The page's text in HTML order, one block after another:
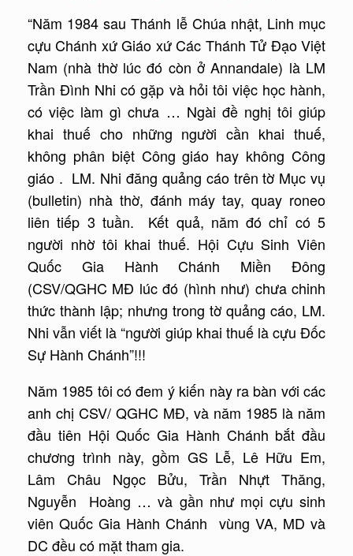
“Năm 1984 sau Thánh lễ Chúa nhật, Linh mục
cựu Chánh xứ Giáo xứ Các Thánh Tử Đạo Việt
Nam (nhà thờ lúc đó còn ở Annandale) là LM
Trần Đình Nhi có gặp và hỏi tôi việc học hành,
có việc làm gì chưa … Ngài đề nghị tôi giúp
khai thuế cho những người cần khai thuế,
không phân biệt Công giáo hay không Công
giáo . LM. Nhi đăng quảng cáo trên tờ Mục vụ
(bulletin) nhà thờ, đánh máy tay, quay roneo
liên tiếp 3 tuần. Kết quả, năm đó chỉ có 5
người nhờ tôi khai thuế. Hội Cựu Sinh Viên
Quốc Gia Hành Chánh Miền Đông
(CSV/QGHC MĐ lúc đó (hình như) chưa chinh
thức thành lập; nhưng trong tờ quảng cáo, LM.
Nhi vẫn viết là “người giúp khai thuế là cựu Đốc
Sự Hành Chánh”!!!
Năm 1985 tôi có đem ý kiến này ra bàn với các
anh chị CSV/ QGHC MĐ, và năm 1985 là năm
đầu tiên Hội Quốc Gia Hành Chánh bắt đầu
chương trình này, gồm GS Lễ, Lê Hữu Em,
Lâm Châu Ngọc Bửu, Trần Nhựt Thăng,
Nguyễn Hoàng … và gần như mọi cựu sinh
viên Quốc Gia Hành Chánh vùng VA, MD và
DC đều có mặt tham gia.